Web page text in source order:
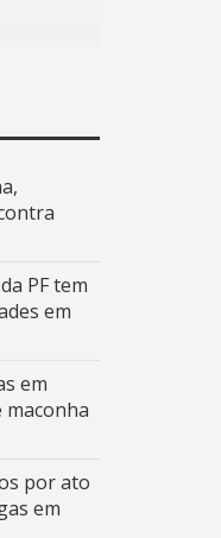
PF tem
em
em
maconha
por ato
em